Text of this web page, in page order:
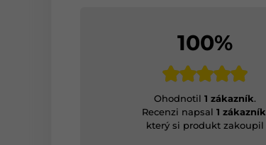
100%
Ohodnotil1 zákazník.
Recenzi napsal1 zákazník
který si produkt zakoupil